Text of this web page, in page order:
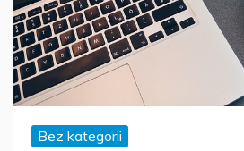
Bez kategorii